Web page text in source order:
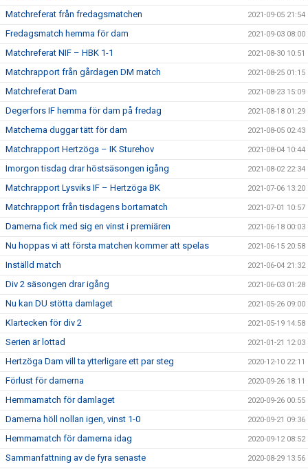
Matchreferat från fredagsmatchen 2021-09-05 21:54
Fredagsmatch hemma för dam 2021-09-03 08:00
Matchreferat NIF – HBK 1-1 2021-08-30 10:51
Matchrapport från gårdagen DM match 2021-08-25 01:15
Matchreferat Dam 2021-08-23 15:09
Degerfors IF hemma för dam på fredag 2021-08-18 01:29
Matcherna duggar tätt för dam 2021-08-05 02:43
Matchrapport Hertzöga – IK Sturehov 2021-08-04 10:44
Imorgon tisdag drar höstsäsongen igång 2021-08-02 22:34
Matchrapport Lysviks IF – Hertzöga BK 2021-07-06 13:20
Matchrapport från tisdagens bortamatch 2021-07-01 10:57
Damerna fick med sig en vinst i premiären 2021-06-18 00:03
Nu hoppas vi att första matchen kommer att spelas 2021-06-15 20:58
Inställd match 2021-06-04 21:32
Div 2 säsongen drar igång 2021-06-03 01:28
Nu kan DU stötta damlaget 2021-05-26 09:00
Klartecken för div 2 2021-05-19 14:58
Serien är lottad 2021-01-21 12:03
Hertzöga Dam vill ta ytterligare ett par steg 2020-12-10 22:11
Förlust för damerna 2020-09-26 18:11
Hemmamatch för damlaget 2020-09-26 00:55
Damerna höll nollan igen, vinst 1-0 2020-09-21 09:36
Hemmamatch för damerna idag 2020-09-12 08:52
Sammanfattning av de fyra senaste 2020-08-29 13:56